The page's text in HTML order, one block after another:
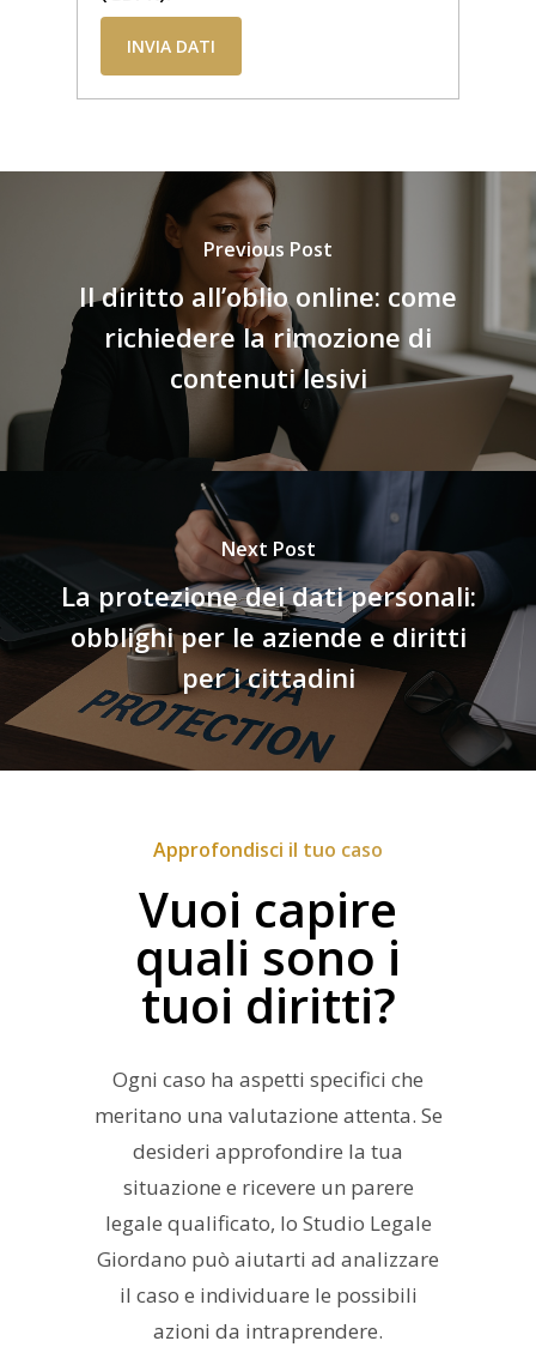
Previous Post
Il diritto all’oblio online: come
richiedere la rimozione di
contenuti lesivi
Next Post
La protezione dei dati personali:
obblighi per le aziende e diritti
per i cittadini
Approfondisci il tuo caso
Vuoi capire
quali sono i
tuoi diritti?
Ogni caso ha aspetti specifici che
meritano una valutazione attenta. Se
desideri approfondire la tua
situazione e ricevere un parere
legale qualificato, lo Studio Legale
Giordano può aiutarti ad analizzare
il caso e individuare le possibili
azioni da intraprendere.